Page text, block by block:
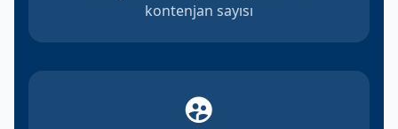
kontenjan sayısı